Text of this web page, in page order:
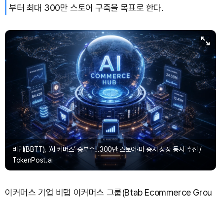
부터 최대 300만 스토어 구축을 목표로 한다.
비탭(BBTT), ‘AI 커머스’ 승부수…300만 스토어·미 증시 상장 동시 추진 /
TokenPost.ai
이커머스 기업 비탭 이커머스 그룹(Btab Ecommerce Grou